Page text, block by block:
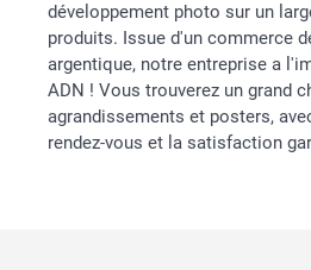
développement photo sur un
produits. Issue d'un commerce
argentique, notre entreprise a
ADN ! Vous trouverez un grand
agrandissements et posters,
rendez-vous et la satisfaction